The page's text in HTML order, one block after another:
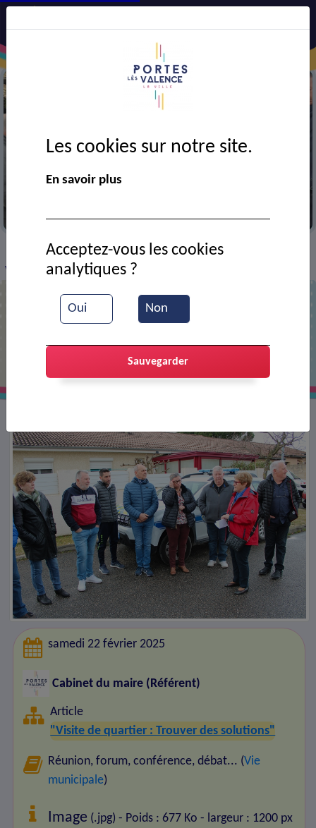
> VIE MUNICIPALE > Ressources documentaires
Visite de quartier : Trouver des solutions
Visite de quartier : Trouver des
solutions
samedi 22 février 2025
Cabinet du maire (Référent)
Article
"Visite de quartier : Trouver des solutions"
Réunion, forum, conférence, débat... (Vie
municipale)
Image (.jpg) - Poids : 677 Ko - largeur : 1200 px
Les cookies sur notre site.
En savoir plus
Oui Non
Acceptez-vous les cookies
analytiques ?
Sauvegarder